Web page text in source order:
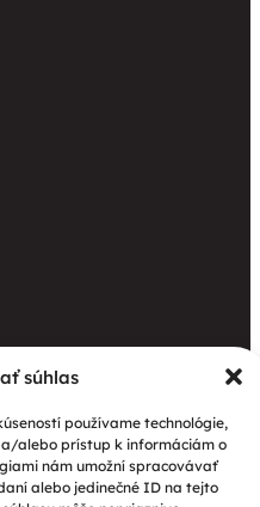
súhlas
používame technológie,
alebo prístup k informáciám o
nám umožní spracovávať
alebo jedinečné ID na tejto
Spišskej katolíckej
charity prinieslo